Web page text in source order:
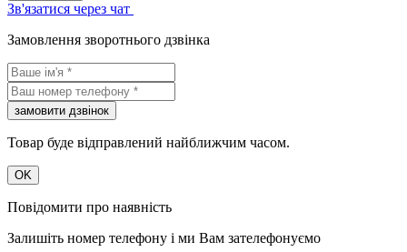
Зв'язатися через чат
Замовлення зворотнього дзвінка
замовити дзвiнок
Товар буде відправлений найближчим часом.
OK
Повідомити про наявність
Залишіть номер телефону і ми Вам зателефонуємо